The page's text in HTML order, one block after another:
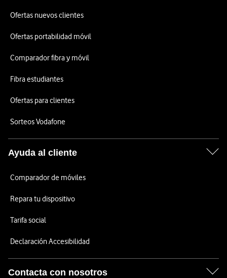
Ofertas nuevos clientes
Ofertas portabilidad móvil
Comparador fibra y móvil
Fibra estudiantes
Ofertas para clientes
Sorteos Vodafone
Ayuda al cliente
Comparador de móviles
Repara tu dispositivo
Tarifa social
Declaración Accesibilidad
Contacta con nosotros